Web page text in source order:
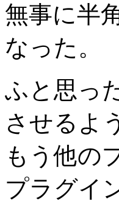
無事に半
なった。
ふと思っ
させるよ
もう他の
プラグイ